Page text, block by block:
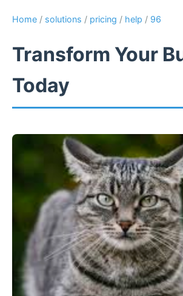
Home / solutions / pricing / help / 96
Transform Your
Today